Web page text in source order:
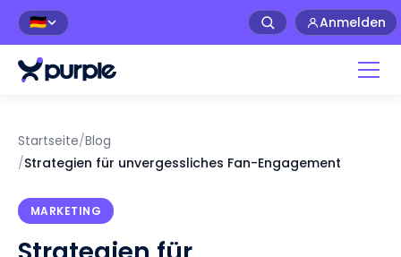
🇩🇪 Anmelden
Startseite/Blog
/Strategien für unvergessliches Fan-Engagement
MARKETING